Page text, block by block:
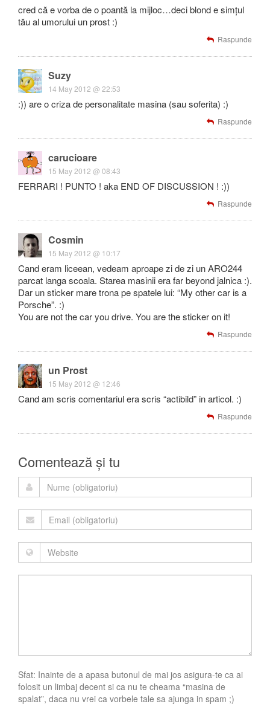
cred că e vorba de o poantă la mijloc…deci blond e simțul
tău al umorului un prost :)
Raspunde
Suzy
14 May 2012 @ 22:53
:)) are o criza de personalitate masina (sau soferita) :)
Raspunde
carucioare
15 May 2012 @ 08:43
FERRARI ! PUNTO ! aka END OF DISCUSSION ! :))
Raspunde
Cosmin
15 May 2012 @ 10:17
Cand eram liceean, vedeam aproape zi de zi un ARO244
parcat langa scoala. Starea masinii era far beyond jalnica :).
Dar un sticker mare trona pe spatele lui: “My other car is a
Porsche”. :)
You are not the car you drive. You are the sticker on it!
Raspunde
un Prost
15 May 2012 @ 12:46
Cand am scris comentariul era scris “actibild” in articol. :)
Raspunde
Comentează și tu
Sfat: Inainte de a apasa butonul de mai jos asigura-te ca ai
folosit un limbaj decent si ca nu te cheama “masina de
spalat”, daca nu vrei ca vorbele tale sa ajunga in spam ;)